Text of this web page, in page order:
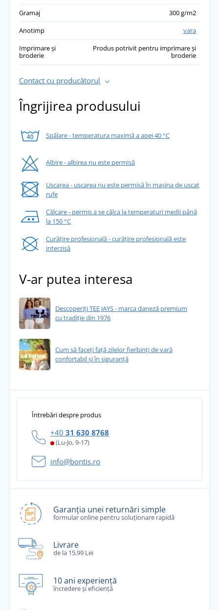
Gramaj
300 g/m2
Anotimp
vara
Imprimare și
broderie
Produs potrivit pentru imprimare și
broderie
Contact cu producătorul
Îngrijirea produsului
Spălare - temperatura maximă a apei 40 °C
Albire - albirea nu este permisă
Uscarea - uscarea nu este permisă în mașina de uscat
rufe
Călcare - permis a se călca la temperaturi medii până
la 150 °C
Curățire profesională - curățire profesională este
interzisă
V-ar putea interesa
Descoperiți TEE JAYS - marca daneză premium
cu tradiție din 1976
Cum să faceți față zilelor fierbinți de vară
confortabil și în siguranță
Întrebări despre produs
+40 31 630 8768
(Lu-Jo, 9-17)
info@bontis.ro
Garanția unei returnări simple
formular online pentru soluționare rapidă
Livrare
de la 15,99 Lei
10 ani experiență
încredere și eficiență